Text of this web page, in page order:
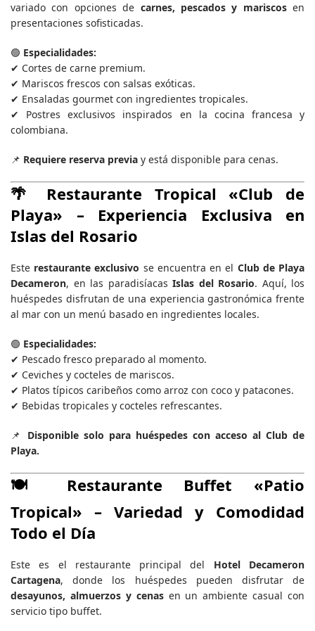
variado con opciones de carnes, pescados y mariscosen
presentaciones sofisticadas.
🟢 Especialidades:
✔ Cortes de carne premium.
✔ Mariscos frescos con salsas exóticas.
✔ Ensaladas gourmet con ingredientes tropicales.
✔ Postres exclusivos inspirados en la cocina francesa y
colombiana.
📌 Requiere reserva previa y está disponible para cenas.
🌴 Restaurante Tropical «Club de
Playa» – Experiencia Exclusiva en
Islas del Rosario
Este restaurante exclusivo se encuentra en el Club de Playa
Decameron, en las paradisíacas Islas del Rosario. Aquí, los
huéspedes disfrutan de una experiencia gastronómica frente
al mar con un menú basado en ingredientes locales.
🟢 Especialidades:
✔ Pescado fresco preparado al momento.
✔ Ceviches y cocteles de mariscos.
✔ Platos típicos caribeños como arroz con coco y patacones.
✔ Bebidas tropicales y cocteles refrescantes.
📌 Disponible solo para huéspedes con acceso al Club de
Playa.
🍽️ Restaurante Buffet «Patio
Tropical» – Variedad y Comodidad
Todo el Día
Este es el restaurante principal del Hotel Decameron
Cartagena, donde los huéspedes pueden disfrutar de
desayunos, almuerzos y cenasen un ambiente casual con
servicio tipo buffet.